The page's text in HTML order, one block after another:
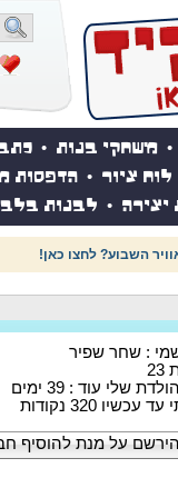
• משחקי בנות •
לוח ציור • הדפסות
יצירה • לבנות
השבוע? לחצו כאן!
: שחר שפיר
שלי עוד : 39 ימים
320 נקודות
על מנת להוסיף